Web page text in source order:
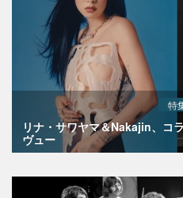
特
リナ・サワヤマ＆Nakajin、コ
ヴュー